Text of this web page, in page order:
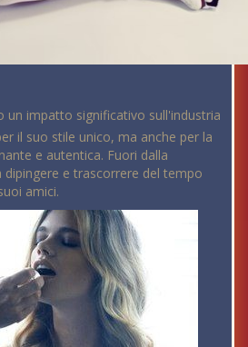
un impatto significativo sull'industria
il suo stile unico, ma anche per la
e autentica. Fuori dalla
dipingere e trascorrere del tempo
amici.